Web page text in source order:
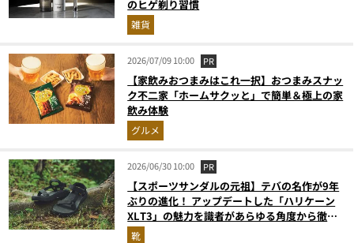
のヒゲ剃り習慣
雑貨
2026/07/09 10:00 PR
【家飲みおつまみはこれ一択】おつまみスナッ
ク不二家「ホームサクッと」で簡単＆極上の家
飲み体験
グルメ
2026/06/30 10:00 PR
【スポーツサンダルの元祖】テバの名作が9年
ぶりの進化！ アップデートした「ハリケーン
XLT3」の魅力を識者があらゆる角度から徹底
解説！
靴